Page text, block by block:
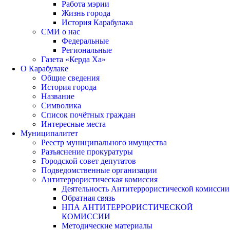
Работа мэрии
Жизнь города
История Карабулака
СМИ о нас
Федеральные
Региональные
Газета «Керда Ха»
О Карабулаке
Общие сведения
История города
Название
Символика
Список почётных граждан
Интересные места
Муниципалитет
Реестр муниципального имущества
Разъяснение прокуратуры
Городской совет депутатов
Подведомственные организации
Антитеррористическая комиссия
Деятельность Антитеррористической комиссии
Обратная связь
НПА АНТИТЕРРОРИСТИЧЕСКОЙ
КОМИССИИ
Методические материалы